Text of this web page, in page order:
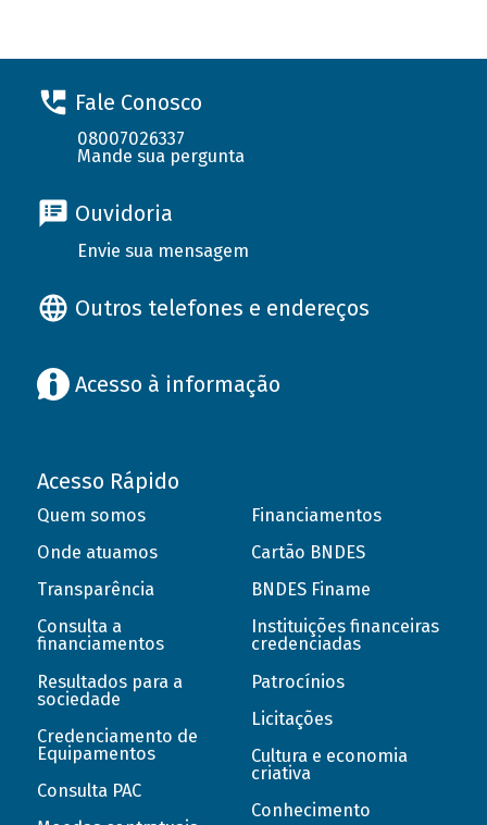
Fale Conosco
08007026337
Mande sua pergunta
Ouvidoria
Envie sua mensagem
Outros telefones e endereços
Acesso à informação
Acesso Rápido
Quem somos
Onde atuamos
Transparência
Consulta a
financiamentos
Resultados para a
sociedade
Credenciamento de
Equipamentos
Consulta PAC
Financiamentos
Cartão BNDES
BNDES Finame
Instituições financeiras
credenciadas
Patrocínios
Licitações
Cultura e economia
criativa
Conhecimento